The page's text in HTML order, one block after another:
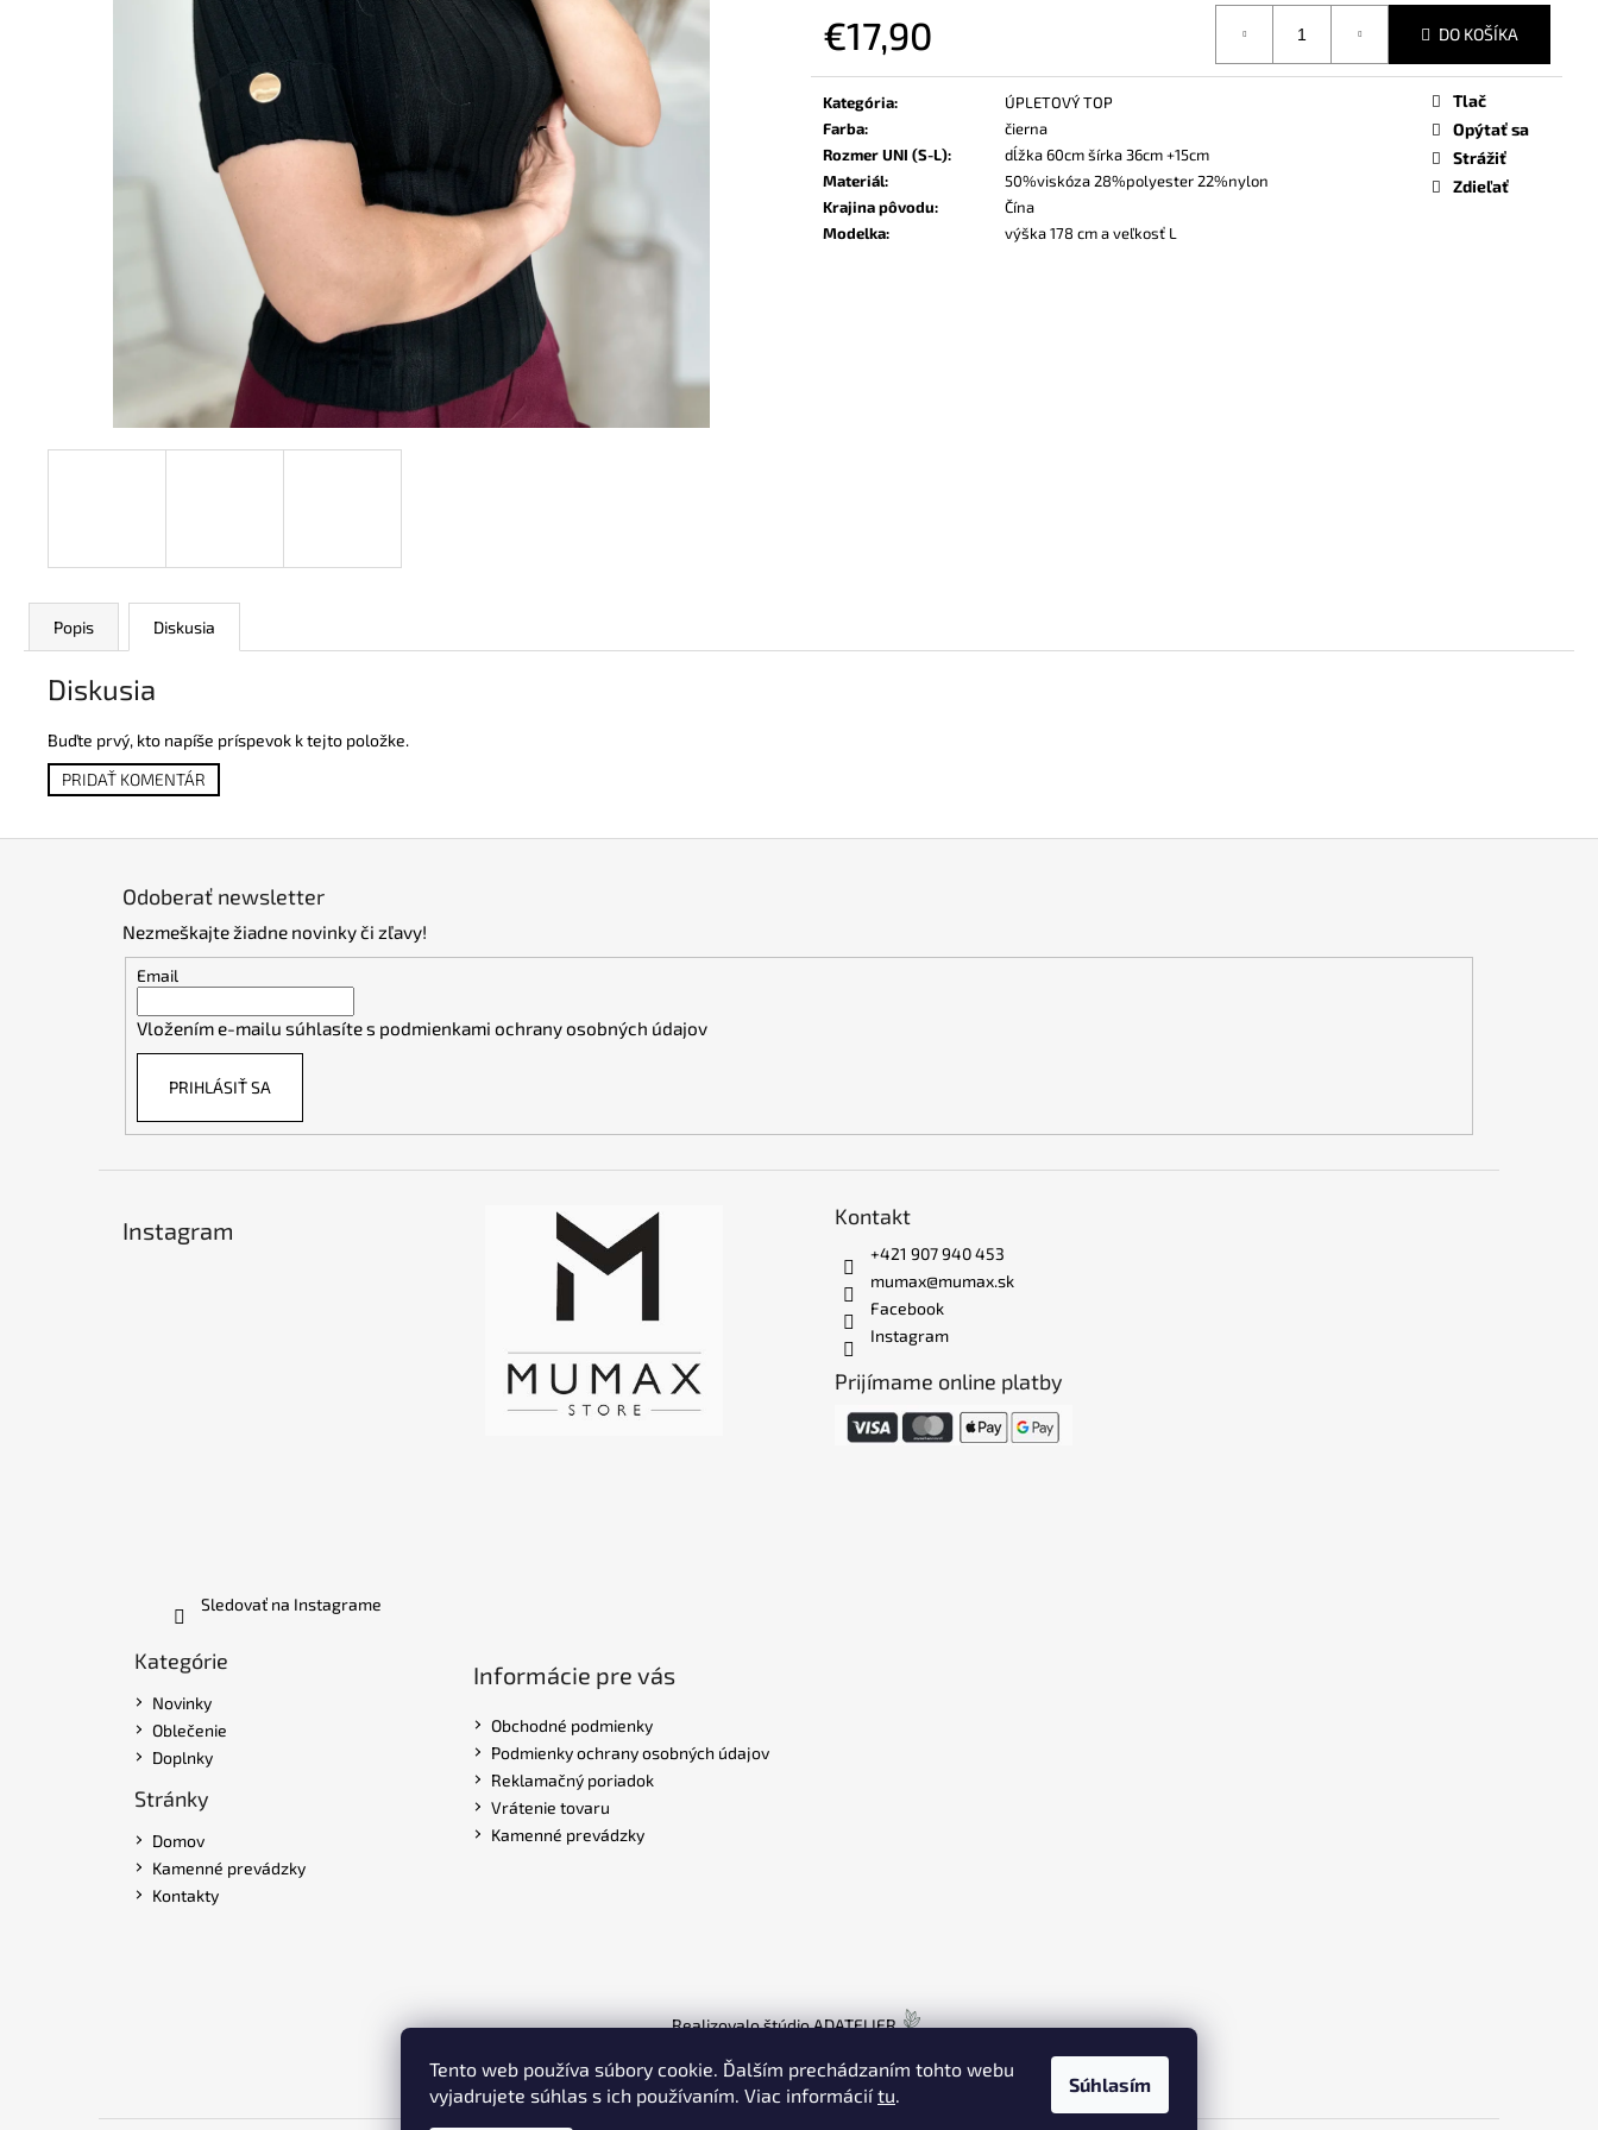
Tento web používa súbory cookie. Ďalším prechádzaním tohto webu
vyjadrujete súhlas s ich používaním. Viac informáciítu. Súhlasím
€17,90 DO KOŠÍKA
Kategória:
ÚPLETOVÝ TOP
Farba:
čierna
Rozmer UNI (S-L):
dĺžka 60cm šírka 36cm +15cm
Materiál:
50%viskóza 28%polyester 22%nylon
Krajina pôvodu:
Čína
Modelka: výška 178 cm a veľkosť L
Tlač
Opýtať sa
Strážiť
Zdieľať
Popis Diskusia
Diskusia
Buďte prvý, kto napíše príspevok k tejto položke.
PRIDAŤ KOMENTÁR
Odoberať newsletter
Nezmeškajte žiadne novinky či zľavy!
Email
Vložením e-mailu súhlasíte s podmienkami ochrany osobných údajov
PRIHLÁSIŤ SA
Instagram
Sledovať na Instagrame
Kontakt
+421 907 940 453
mumax@mumax.sk
Facebook
Instagram
Prijímame online platby
Kategórie
Novinky
Oblečenie
Doplnky
Stránky
Domov
Kamenné prevádzky
Kontakty
Informácie pre vás
Obchodné podmienky
Podmienky ochrany osobných údajov
Reklamačný poriadok
Vrátenie tovaru
Kamenné prevádzky
Realizovalo štúdioADATELIER